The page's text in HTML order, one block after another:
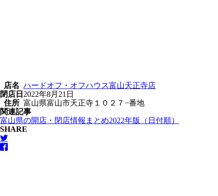
店名 ハードオフ・オフハウス富山天正寺店
閉店日 2022年8月21日
住所 富山県富山市天正寺１０２７−番地
関連記事
富山県の開店・閉店情報まとめ2022年版（日付順）
SHARE